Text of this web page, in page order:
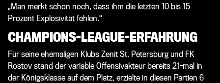
„Man merkt schon noch, dass ihm die letzten 10 bis 15
Prozent Explosivität fehlen.“
CHAMPIONS-LEAGUE-ERFAHRUNG
Für seine ehemaligen Klubs Zenit St. Petersburg und FK
Rostov stand der variable Offensivakteur bereits 21-mal in
der Königsklasse auf dem Platz, erzielte in diesen Partien 6